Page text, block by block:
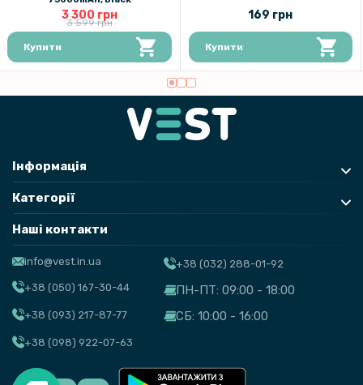
3 300 грн
3 599 грн
Купити
169 грн
Купити
Інформація
Категорії
Наші контакти
info@vest.in.ua
+38 (050) 167-30-44
+38 (093) 217-87-77
+38 (098) 922-07-63
+38 (032) 288-01-92
ПН-ПТ: 09:00 - 18:00
СБ: 10:00 - 16:00